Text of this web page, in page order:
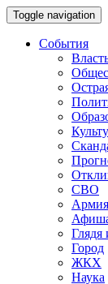
Toggle navigation
События
СВО
Армия
Глядя
Город
ЖКХ
Наука